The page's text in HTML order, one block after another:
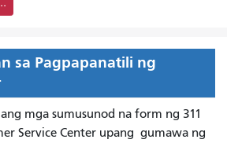
sa Pagpapanatili ng
mga sumusunod na form ng 311
Service Center upang gumawa ng